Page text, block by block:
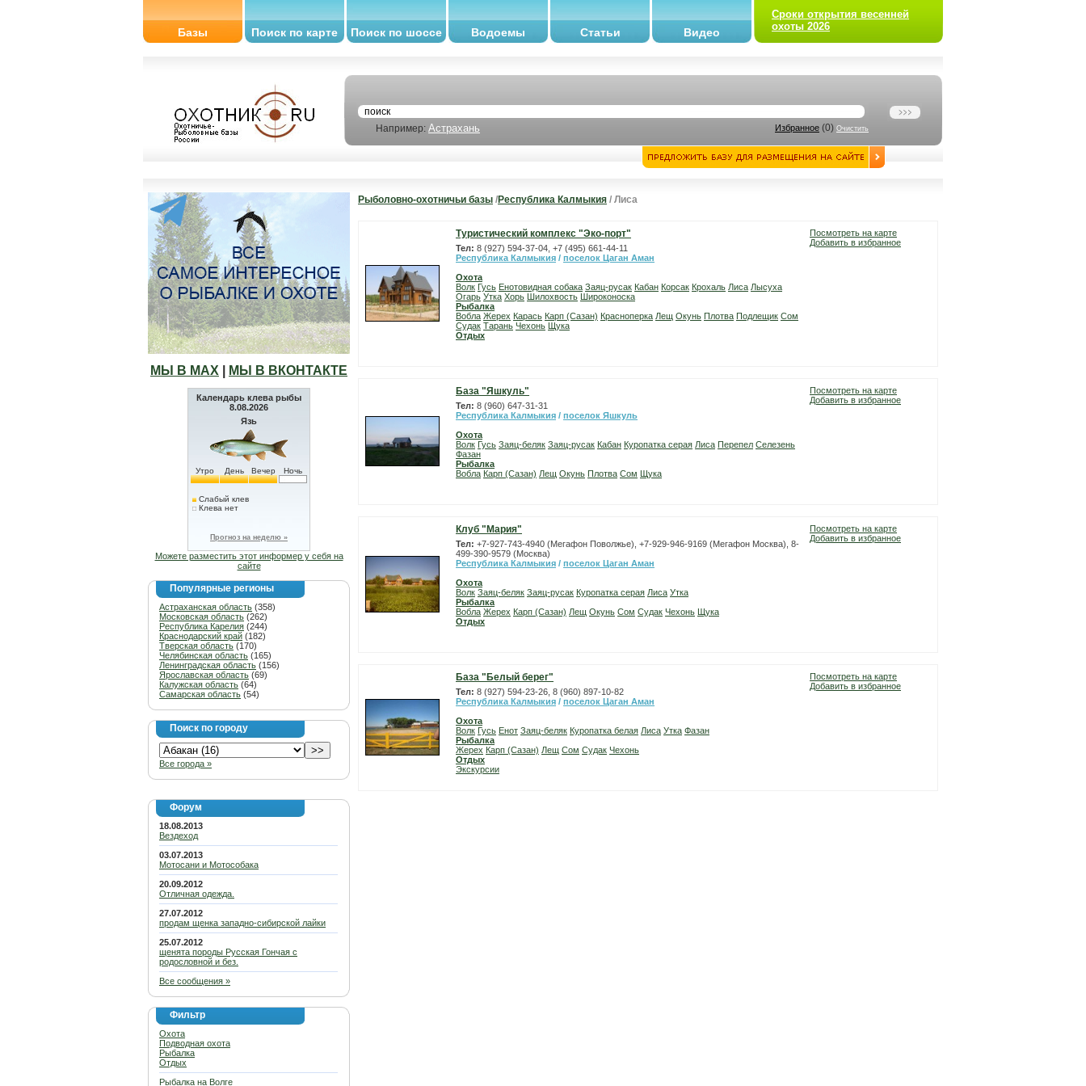
Базы Поиск по карте Поиск по шоссе Водоемы Статьи Видео
Сроки открытия весенней
охоты 2026
Например: Астрахань Избранное (0) Очистить
МЫ В МАХ МЫ В ВКОНТАКТЕ
Календарь клева рыбы
8.08.2026
Язь
Утро День Вечер Ночь
Слабый клев
Клева нет
Прогноз на неделю »
Можете разместить этот информер у себя на
сайте
Популярные регионы
Астраханская область (358)
Московская область (262)
Республика Карелия (244)
Краснодарский край (182)
Тверская область (170)
Челябинская область (165)
Ленинградская область (156)
Ярославская область (69)
Калужская область (64)
Самарская область (54)
Поиск по городу
Все города »
Форум
18.08.2013
Вездеход
03.07.2013
Мотосани и Мотособака
20.09.2012
Отличная одежда.
27.07.2012
продам щенка западно-сибирской лайки
25.07.2012
щенята породы Русская Гончая с
родословной и без.
Все сообщения »
Фильтр
Охота
Подводная охота
Рыбалка
Отдых
Рыбалка на Волге
Рыболовно-охотничьи базы /Республика Калмыкия / Лиса
Туристический комплекс "Эко-порт"
Тел: 8 (927) 594-37-04, +7 (495) 661-44-11
Республика Калмыкия / поселок Цаган Аман
Охота
Волк Гусь Енотовидная собака Заяц-русак Кабан Корсак Крохаль Лиса Лысуха
Огарь Утка Хорь Шилохвость Широконоска
Рыбалка
Вобла Жерех Карась Карп (Сазан) Красноперка Лещ Окунь Плотва Подлещик Сом
Судак Тарань Чехонь Щука
Отдых
Посмотреть на карте
Добавить в избранное
База "Яшкуль"
Тел: 8 (960) 647-31-31
Республика Калмыкия / поселок Яшкуль
Охота
Волк Гусь Заяц-беляк Заяц-русак Кабан Куропатка серая Лиса Перепел Селезень
Фазан
Рыбалка
Вобла Карп (Сазан) Лещ Окунь Плотва Сом Щука
Посмотреть на карте
Добавить в избранное
Клуб "Мария"
Тел: +7-927-743-4940 (Мегафон Поволжье), +7-929-946-9169 (Мегафон Москва), 8-
499-390-9579 (Москва)
Республика Калмыкия / поселок Цаган Аман
Охота
Волк Заяц-беляк Заяц-русак Куропатка серая Лиса Утка
Рыбалка
Вобла Жерех Карп (Сазан) Лещ Окунь Сом Судак Чехонь Щука
Отдых
Посмотреть на карте
Добавить в избранное
База "Белый берег"
Тел: 8 (927) 594-23-26, 8 (960) 897-10-82
Республика Калмыкия / поселок Цаган Аман
Охота
Волк Гусь Енот Заяц-беляк Куропатка белая Лиса Утка Фазан
Рыбалка
Жерех Карп (Сазан) Лещ Сом Судак Чехонь
Отдых
Экскурсии
Посмотреть на карте
Добавить в избранное